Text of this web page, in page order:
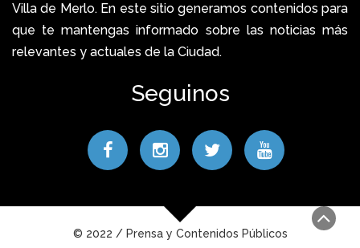
Villa de Merlo. En este sitio generamos contenidos para
que te mantengas informado sobre las noticias más
relevantes y actuales de la Ciudad.
Seguinos
© 2022 / Prensa y Contenidos Públicos